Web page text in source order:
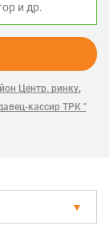
Центр. ринку,
кассир ТРК "